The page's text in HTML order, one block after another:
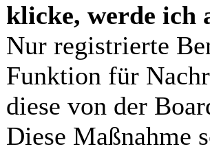
klicke, werde ich
Nur registrierte
Funktion für
diese von der
Diese Maßnahme